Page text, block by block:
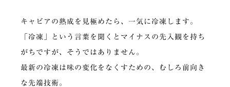
キャビアの熟成を見極めたら、一気に冷凍します。
「冷凍」という言葉を聞くとマイナスの先入観を持ち
がちですが、そうではありません。
最新の冷凍は味の変化をなくすための、むしろ前向き
な先端技術。